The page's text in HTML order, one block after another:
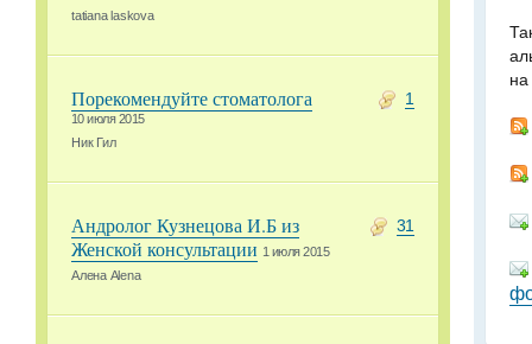
tatiana laskova
1
Порекомендуйте стоматолога
10 июля 2015
Ник Гил
31
Андролог Кузнецова И.Б из
Женской консультации 1 июля 2015
Алена Alena